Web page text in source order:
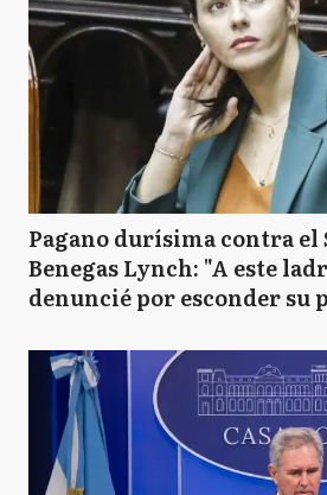
Pagano durísima contra el
Benegas Lynch: "A este
denuncié por esconder su